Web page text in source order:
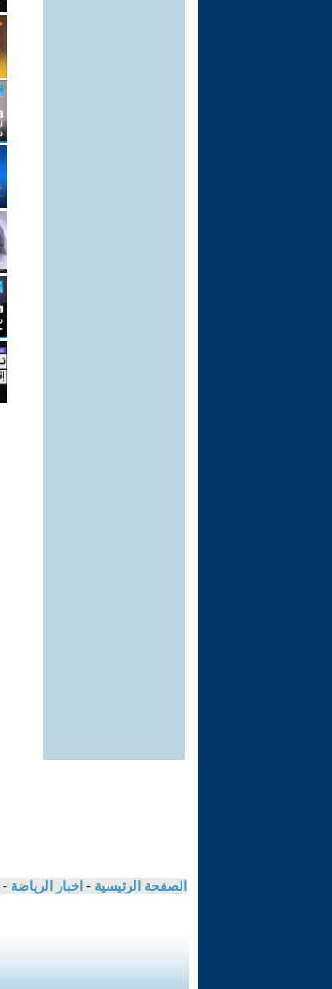
الصفحة الرئيسية - اخبار الرياضة -